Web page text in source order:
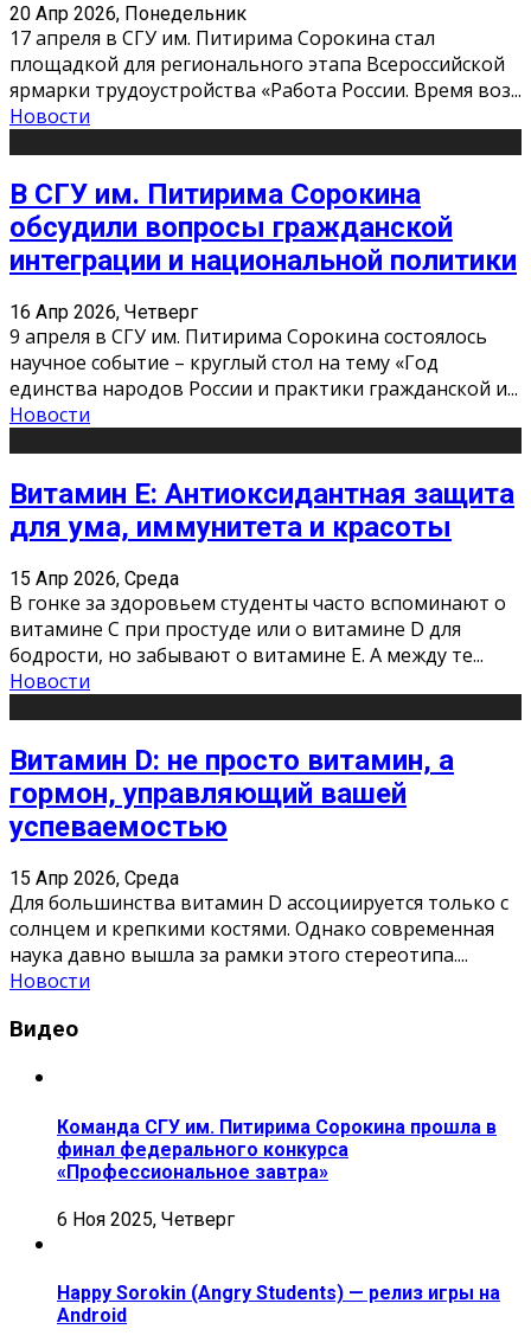
20 Апр 2026, Понедельник
17 апреля в СГУ им. Питирима Сорокина стал
площадкой для регионального этапа Всероссийской
ярмарки трудоустройства «Работа России. Время воз...
Новости
В СГУ им. Питирима Сорокина
обсудили вопросы гражданской
интеграции и национальной политики
16 Апр 2026, Четверг
9 апреля в СГУ им. Питирима Сорокина состоялось
научное событие – круглый стол на тему «Год
единства народов России и практики гражданской и...
Новости
Витамин Е: Антиоксидантная защита
для ума, иммунитета и красоты
15 Апр 2026, Среда
В гонке за здоровьем студенты часто вспоминают о
витамине С при простуде или о витамине D для
бодрости, но забывают о витамине Е. А между те...
Новости
Витамин D: не просто витамин, а
гормон, управляющий вашей
успеваемостью
15 Апр 2026, Среда
Для большинства витамин D ассоциируется только с
солнцем и крепкими костями. Однако современная
наука давно вышла за рамки этого стереотипа....
Новости
Видео
Команда СГУ им. Питирима Сорокина прошла в
финал федерального конкурса
«Профессиональное завтра»
6 Ноя 2025, Четверг
Happy Sorokin (Angry Students) — релиз игры на
Android